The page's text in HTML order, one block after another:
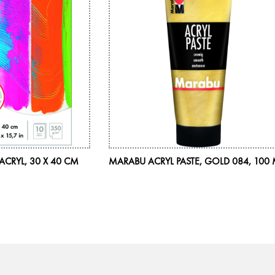
30 X 40 CM MARABU ACRYL PASTE, GOLD 084, 100